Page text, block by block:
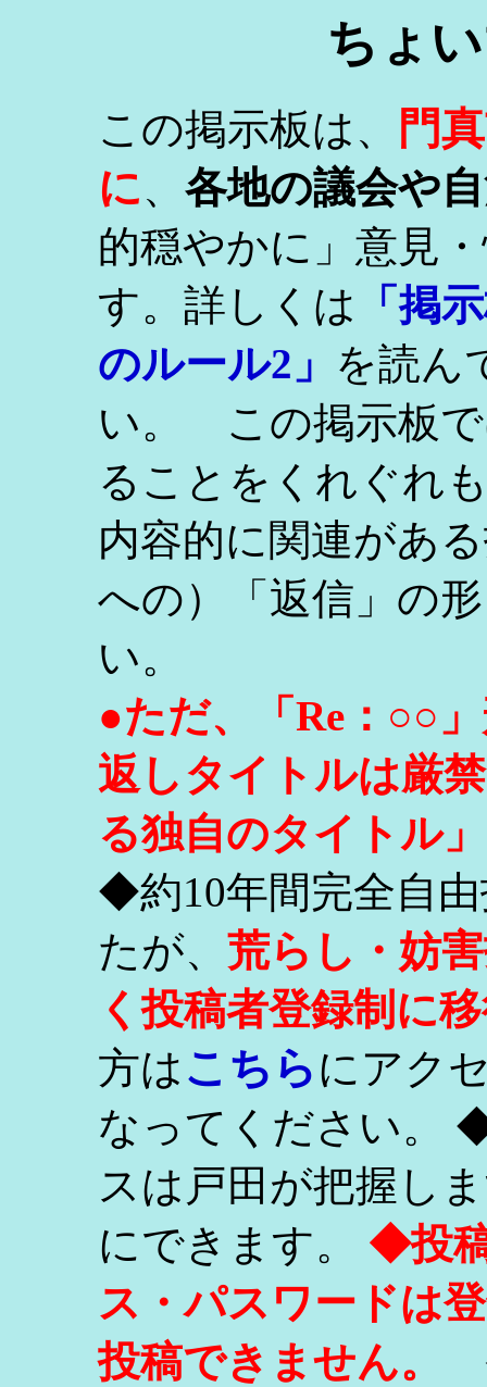
ちょ
この掲示板は、
門
に、 各地の議会や
的穏やかに」意見
す。詳しくは
「掲
のルール2」 を読ん
い。 この掲示板で
ることをくれぐれ
内容的に関連があ
への）「返信」の
い。
●ただ、「Re：○○
返しタイトルは厳
る独自のタイトル
◆約10年間完全自
たが、 荒らし・妨
く投稿者登録制に
方はこちらにアク
なってください。
スは戸田が把握し
にできます。 ◆投
ス・パスワードは
投稿できません。